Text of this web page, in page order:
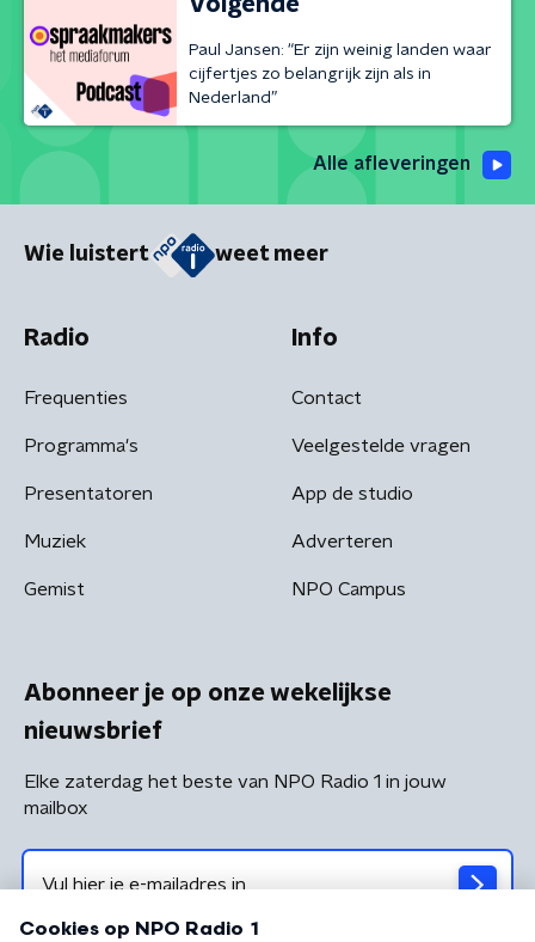
Paul Jansen: “Er zijn weinig landen waar
cijfertjes zo belangrijk zijn als in
Nederland”
Alle afleveringen
Wie luistert weet meer
Radio
Frequenties
Programma's
Presentatoren
Muziek
Gemist
Info
Contact
Veelgestelde vragen
App de studio
Adverteren
NPO Campus
Abonneer je op onze wekelijkse
nieuwsbrief
Elke zaterdag het beste van NPO Radio 1 in jouw
mailbox